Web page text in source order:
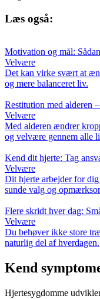
Læs også:
Motivation og mål:
Velvære
Det kan virke svært at
og mere balanceret liv.
Restitution med alderen
Velvære
Med alderen ændrer
og velvære gennem alle
Kend dit hjerte: Tag
Velvære
Dit hjerte arbejder for
sunde valg og
Flere skridt hver dag:
Velvære
Du behøver ikke store
naturlig del af hverdagen.
Kend
Hjertesygdomme